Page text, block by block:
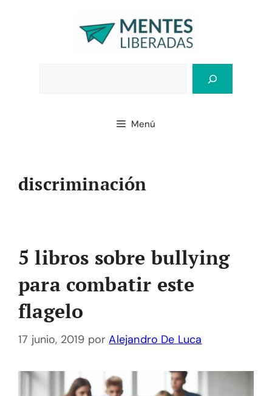
Menú
discriminación
5 libros sobre bullying
para combatir este
flagelo
17 junio, 2019 porAlejandro De Luca